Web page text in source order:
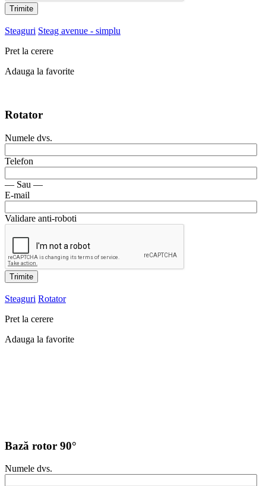
Trimite
Steaguri Steag avenue - simplu
Pret la cerere
Adauga la favorite
Rotator
Numele dvs.
Telefon
— Sau —
E-mail
Validare anti-roboti
Trimite
Steaguri Rotator
Pret la cerere
Adauga la favorite
Bază rotor 90°
Numele dvs.